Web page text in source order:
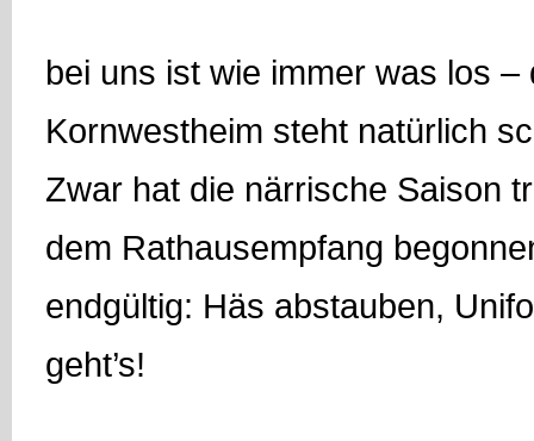
bei uns ist wie immer was los
Kornwestheim steht natürlich
Zwar hat die närrische Saison
dem Rathausempfang
endgültig: Häs abstauben,
geht’s!